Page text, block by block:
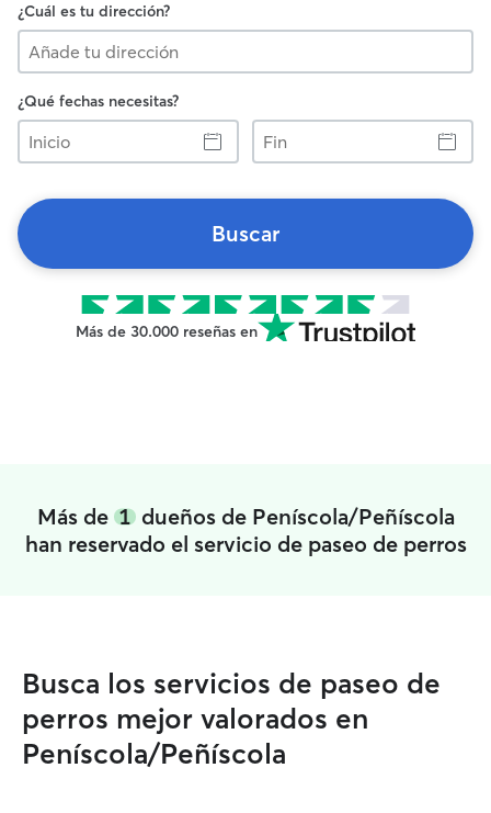
¿Cuál es tu dirección?
¿Qué fechas necesitas?
Inicio
Fin
Buscar
Más de 30.000 reseñas en
Más de 1dueños de Peníscola/Peñíscola
han reservado el servicio de paseo de perros
Busca los servicios de paseo de
perros mejor valorados en
Peníscola/Peñíscola